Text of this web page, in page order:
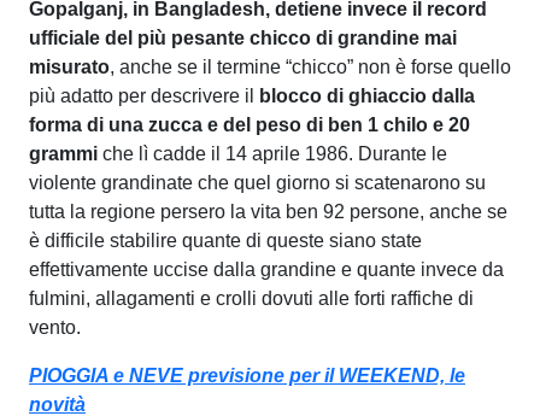
Gopalganj, in Bangladesh, detiene invece il record
ufficiale del più pesante chicco di grandine mai
misurato, anche se il termine “chicco” non è forse quello
più adatto per descrivere il
blocco di ghiaccio dalla
forma di una zucca e del peso di ben 1 chilo e 20
grammi che lì cadde il 14 aprile 1986. Durante le
violente grandinate che quel giorno si scatenarono su
tutta la regione persero la vita ben 92 persone, anche se
è difficile stabilire quante di queste siano state
effettivamente uccise dalla grandine e quante invece da
fulmini, allagamenti e crolli dovuti alle forti raffiche di
vento.
PIOGGIA e NEVE previsione per il WEEKEND, le
novità